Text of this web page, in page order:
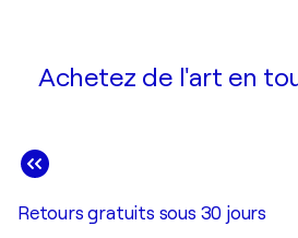
Achetez de l'art en
Retours gratuits sous 30 jours